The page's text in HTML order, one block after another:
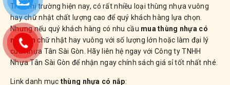
Trên thị trường hiện nay, có rất nhiều loại thùng nhựa vuông
hay chữ nhật chất lượng cao để quý khách hàng lựa chọn.
Nhưng nếu quý khách hàng có nhu cầu mua thùng nhựa có
nắp kín chữ nhật hay vuông với số lượng lớn hoặc làm đại lý
của Nhựa Tân Sài Gòn. Hãy liên hệ ngay với Công ty TNHH
Nhựa Tân Sài Gòn để nhận ngay chính sách giá sỉ tốt nhất nhé.
Link danh mục thùng nhựa có nắp: